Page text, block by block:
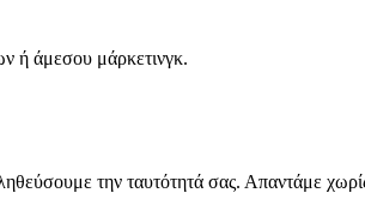
ή άμεσου μάρκετινγκ.
την ταυτότητά σας. Απαντάμε